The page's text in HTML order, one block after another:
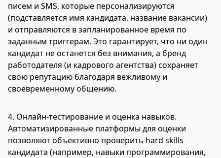
писем и SMS, которые персонализируются
(подставляется имя кандидата, название вакансии)
и отправляются в запланированное время по
заданным триггерам. Это гарантирует, что ни один
кандидат не останется без внимания, а бренд
работодателя (и кадрового агентства) сохраняет
свою репутацию благодаря вежливому и
своевременному общению.
4. Онлайн-тестирование и оценка навыков.
Автоматизированные платформы для оценки
позволяют объективно проверить hard skills
кандидата (например, навыки программирования,